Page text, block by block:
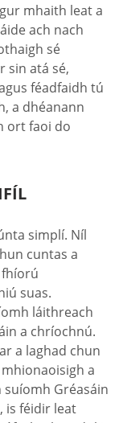
mhaith leat a
ach nach
sé
sin atá sé,
féadfaidh tú
a dhéanann
ort faoi do
simplí. Níl
cuntas a
suas.
láithreach
a chríochnú.
a laghad chun
a
Gréasáin
is féidir leat